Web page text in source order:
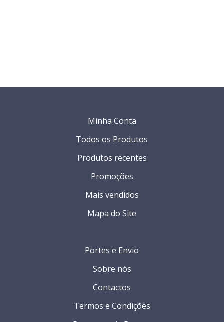
Portes e Envio
Sobre nós
Contactos
Termos e Condições
Minha Conta
Todos os Produtos
Produtos recentes
Promoções
Mais vendidos
Mapa do Site